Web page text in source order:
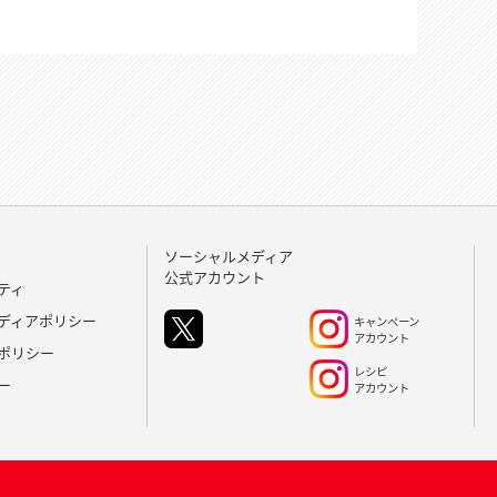
ィ
ィアポリシー
リシー
ソーシャルメディア
公式アカウント
キャンペーン
アカウント
レシピ
アカウント